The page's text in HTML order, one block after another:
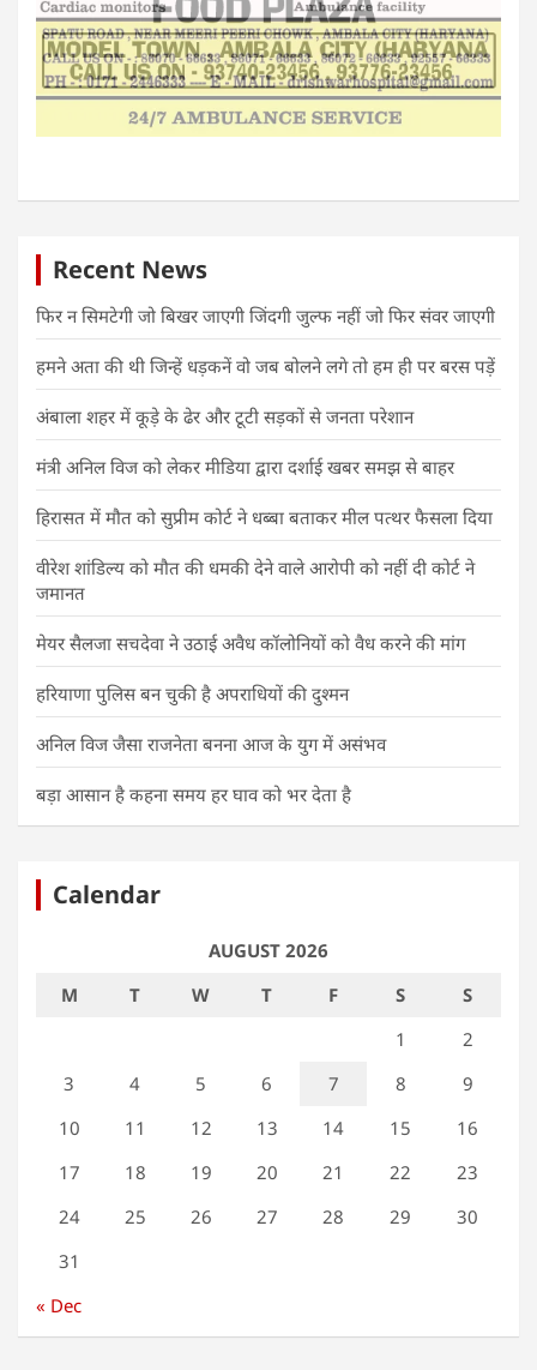
Recent News
फिर न सिमटेगी जो बिखर जाएगी जिंदगी जुल्फ नहीं जो फिर संवर जाएगी
हमने अता की थी जिन्हें धड़कनें वो जब बोलने लगे तो हम ही पर बरस पड़ें
अंबाला शहर में कूड़े के ढेर और टूटी सड़कों से जनता परेशान
मंत्री अनिल विज को लेकर मीडिया द्वारा दर्शाई खबर समझ से बाहर
हिरासत में मौत को सुप्रीम कोर्ट ने धब्बा बताकर मील पत्थर फैसला दिया
वीरेश शांडिल्य को मौत की धमकी देने वाले आरोपी को नहीं दी कोर्ट ने
जमानत
मेयर सैलजा सचदेवा ने उठाई अवैध कॉलोनियों को वैध करने की मांग
हरियाणा पुलिस बन चुकी है अपराधियों की दुश्मन
अनिल विज जैसा राजनेता बनना आज के युग में असंभव
बड़ा आसान है कहना समय हर घाव को भर देता है
Calendar
AUGUST 2026
M
T W T F S
S
1
2
3
4 5 6 7 8
9
10
11 12 13 14 15
16
17
18 19 20 21 22
23
24
25 26 27 28 29
30
31
« Dec